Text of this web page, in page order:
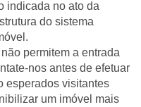
indicada no ato da
do sistema
permitem a entrada
nos antes de efetuar
esperados visitantes
um imóvel mais